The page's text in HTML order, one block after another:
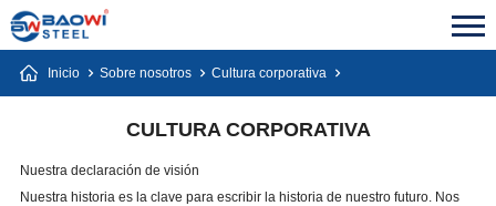
Inicio Sobre nosotros Cultura corporativa
CULTURA CORPORATIVA
Nuestra declaración de visión
Nuestra historia es la clave para escribir la historia de nuestro futuro. Nos